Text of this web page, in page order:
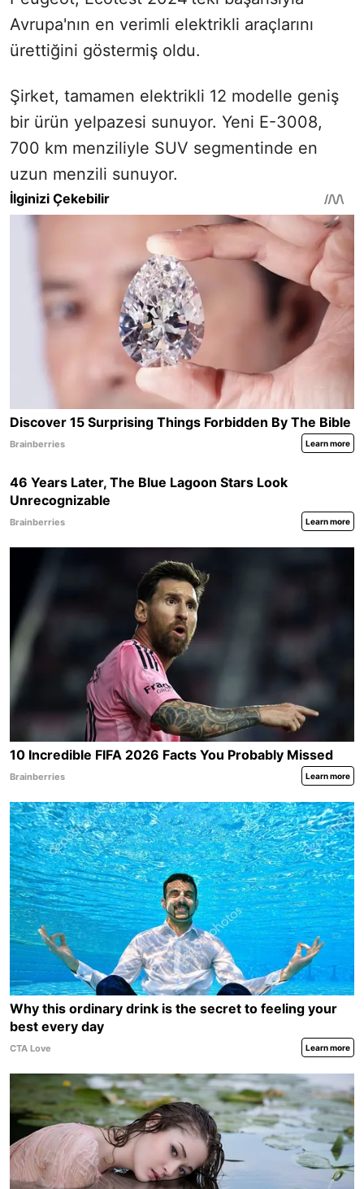
Avrupa'nın en verimli elektrikli araçlarını
ürettiğini göstermiş oldu.
Şirket, tamamen elektrikli 12 modelle geniş
bir ürün yelpazesi sunuyor. Yeni E-3008,
700 km menziliyle SUV segmentinde en
uzun menzili sunuyor.